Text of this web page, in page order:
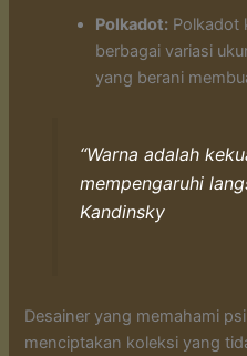
Polkadot: Polkadot
berbagai variasi
yang berani
“Warna adalah
mempengaruhi
Kandinsky
Desainer yang memahami
menciptakan koleksi yang